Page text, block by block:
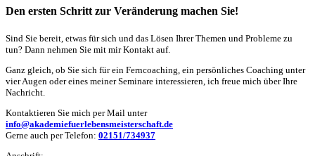
Den ersten Schritt zur Veränderung machen Sie!
Sind Sie bereit, etwas für sich und das Lösen Ihrer Themen und Probleme zu
tun? Dann nehmen Sie mit mir Kontakt auf.
Ganz gleich, ob Sie sich für ein Ferncoaching, ein persönliches Coaching unter
vier Augen oder eines meiner Seminare interessieren, ich freue mich über Ihre
Nachricht.
Kontaktieren Sie mich per Mail unter
info@akademiefuerlebensmeisterschaft.de
Gerne auch per Telefon: 02151/734937